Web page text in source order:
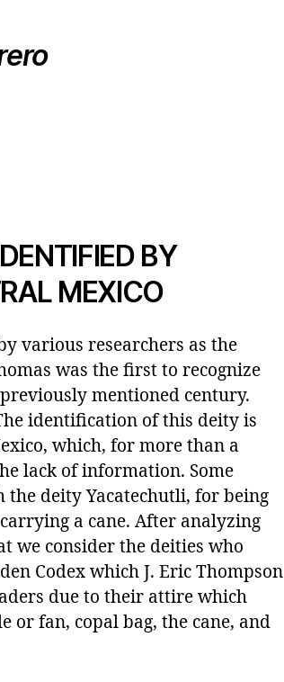
BY
MEXICO
various researchers as the
was the first to recognize
mentioned century.
identification of this deity is
which, for more than a
lack of information. Some
the deity Yacatechutli, for being
a cane. After analyzing
we consider the deities who
Codex which J. Eric Thompson
due to their attire which
or fan, copal bag, the cane, and